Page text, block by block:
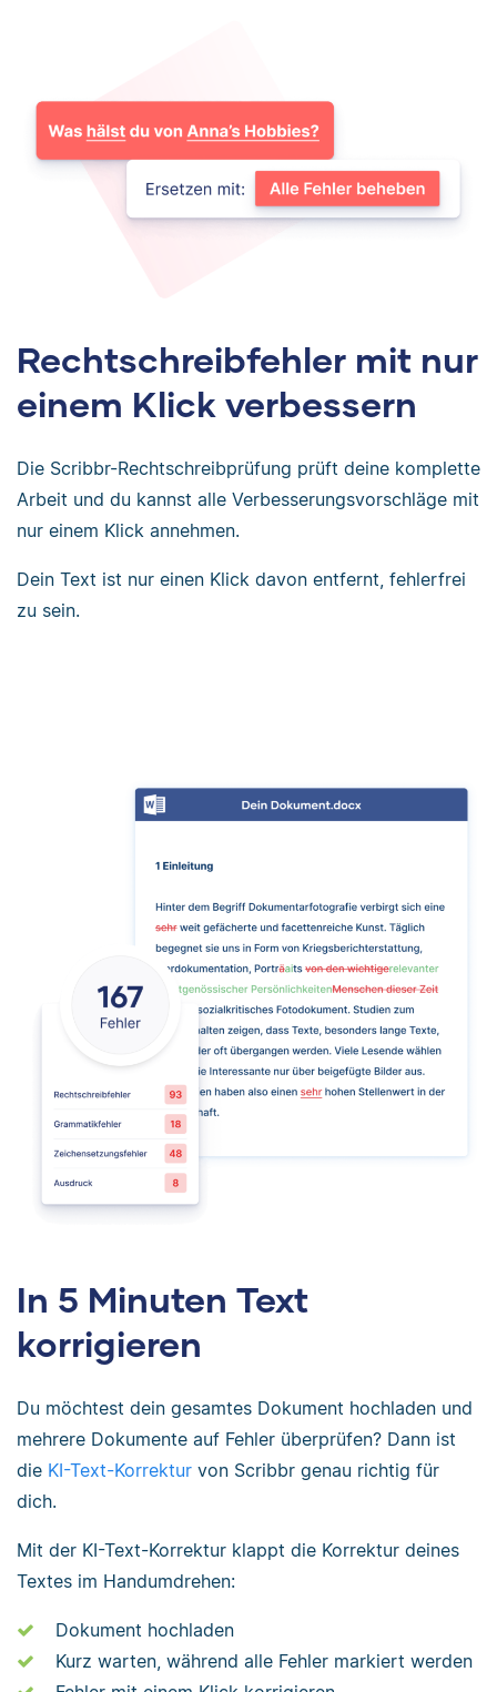
Rechtschreibfehler mit nur
einem Klick verbessern
Die Scribbr-Rechtschreibprüfung prüft deine komplette
Arbeit und du kannst alle Verbesserungsvorschläge mit
nur einem Klick annehmen.
Dein Text ist nur einen Klick davon entfernt, fehlerfrei
zu sein.
In 5 Minuten Text
korrigieren
Du möchtest dein gesamtes Dokument hochladen und
mehrere Dokumente auf Fehler überprüfen? Dann ist
die KI-Text-Korrektur von Scribbr genau richtig für
dich.
Mit der KI-Text-Korrektur klappt die Korrektur deines
Textes im Handumdrehen:
Dokument hochladen
Kurz warten, während alle Fehler markiert werden